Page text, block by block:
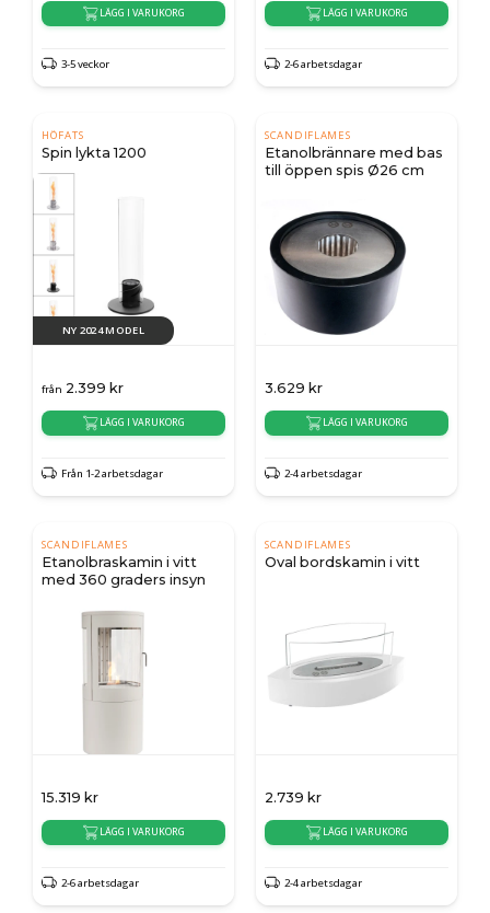
LÄGG I VARUKORG
3-5 veckor
LÄGG I VARUKORG
2-6 arbetsdagar
HÖFATS
Spin lykta 1200
NY 2024 MODEL
från 2.399 kr
LÄGG I VARUKORG
Från 1-2 arbetsdagar
SCANDIFLAMES
Etanolbrännare med bas
till öppen spis Ø26 cm
3.629 kr
LÄGG I VARUKORG
2-4 arbetsdagar
SCANDIFLAMES
Etanolbraskamin i vitt
med 360 graders insyn
15.319 kr
LÄGG I VARUKORG
2-6 arbetsdagar
SCANDIFLAMES
Oval bordskamin i vitt
2.739 kr
LÄGG I VARUKORG
2-4 arbetsdagar